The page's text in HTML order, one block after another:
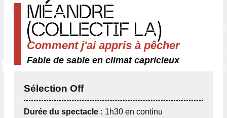
MÉANDRE
(COLLECTIF LA)
Comment j'ai appris à pêcher
Fable de sable en climat capricieux
Sélection Off
Durée du spectacle : 1h30 en continu